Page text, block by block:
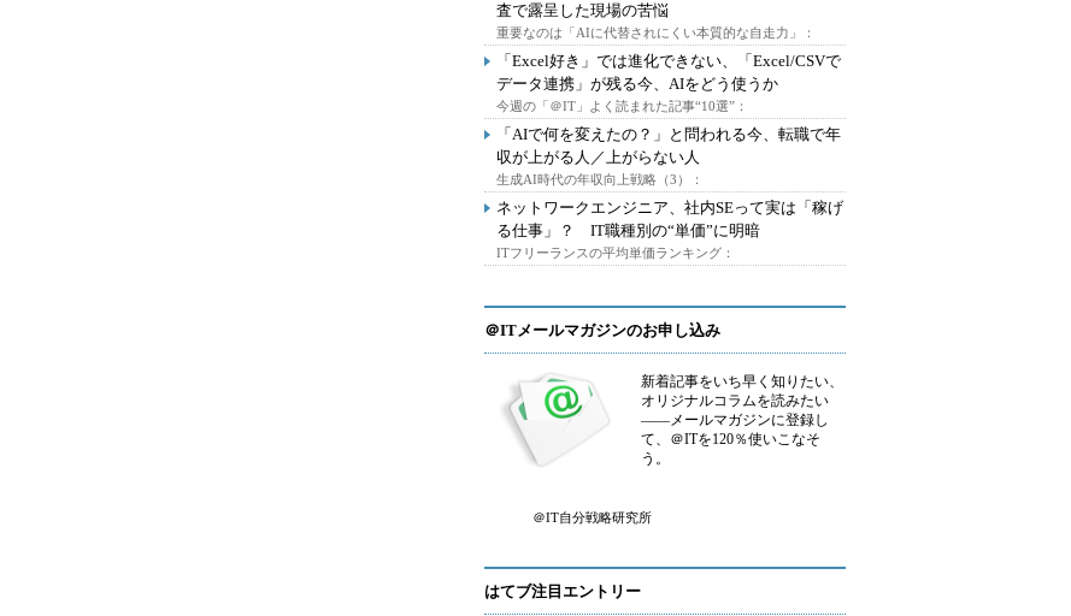
査で露呈した現場の苦悩
重要なのは「AIに代替されにくい本質的な自走力」：
「Excel好き」では進化できない、「Excel/CSVで
データ連携」が残る今、AIをどう使うか
今週の「＠IT」よく読まれた記事“10選”：
「AIで何を変えたの？」と問われる今、転職で年
収が上がる人／上がらない人
生成AI時代の年収向上戦略（3）：
ネットワークエンジニア、社内SEって実は「稼げ
る仕事」？ IT職種別の“単価”に明暗
ITフリーランスの平均単価ランキング：
＠ITメールマガジンのお申し込み
新着記事をいち早く知りたい、
オリジナルコラムを読みたい
――メールマガジンに登録し
て、＠ITを120％使いこなそ
う。
＠IT自分戦略研究所
はてブ注目エントリー